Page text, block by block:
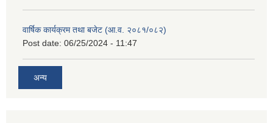
वार्षिक कार्यक्रम तथा बजेट (आ.व. २०८१/०८२)
Post date: 06/25/2024 - 11:47
अन्य